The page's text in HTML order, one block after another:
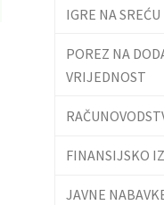
IGRE NA SREĆU
POREZ NA
VRIJEDNOST
FINANSIJSKO
JAVNE